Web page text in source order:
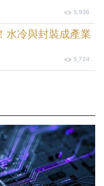
5,936
水冷與封裝成產業
5,724